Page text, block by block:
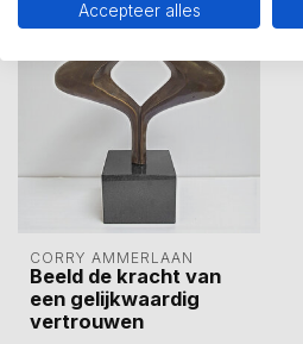
CORRY AMMERLAAN
Beeld de kracht van
een gelijkwaardig
vertrouwen
Accepteer alles